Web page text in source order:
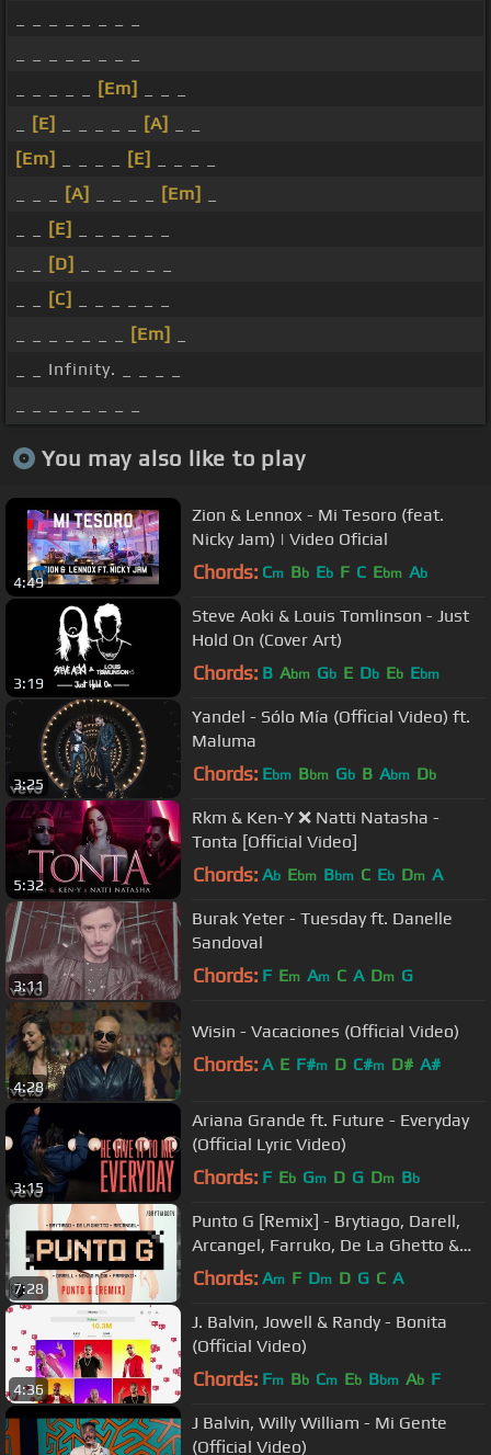
[Em]
[E] [A]
[Em]
[E]
[A] [Em]
[E]
[D]
[C]
[Em]
_ _ Infinity. _ _ _ _
You may also like to play
4:49
Zion & Lennox - Mi Tesoro (feat.
Nicky Jam) | Video Oficial
Chords: Cm Bb Eb F C Ebm Ab
3:19
Steve Aoki & Louis Tomlinson - Just
Hold On (Cover Art)
Chords: B Abm Gb E Db Eb Ebm
3:25
Yandel - Sólo Mía (Official Video) ft.
Maluma
Chords: Ebm Bbm Gb B Abm Db
5:32
Rkm & Ken-Y ❌ Natti Natasha -
Tonta [Official Video]
Chords: Ab Ebm Bbm C Eb Dm A
3:11
Burak Yeter - Tuesday ft. Danelle
Sandoval
Chords: F Em Am C A Dm G
4:28
Wisin - Vacaciones (Official Video)
Chords: A E F#m D C#m D# A#
3:15
Ariana Grande ft. Future - Everyday
(Official Lyric Video)
Chords: F Eb Gm D G Dm Bb
7:28
Punto G [Remix] - Brytiago, Darell,
Arcangel, Farruko, De La Ghetto &
Ñengo Flow (Video Oficial)
Chords: Am F Dm D G C A
4:36
J. Balvin, Jowell & Randy - Bonita
(Official Video)
Chords: Fm Bb Cm Eb Bbm Ab F
J Balvin, Willy William - Mi Gente
(Official Video)